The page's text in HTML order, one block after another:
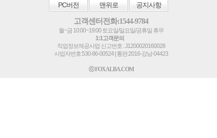
PC버전 맨위로 공지사항
고객센터전화:1544-9784
월~금 10:00~19:00 토요일/일요일/공휴일 휴무
1:1고객문의
직업정보제공사업 신고번호 : J1200020160028
사업자번호:530-86-00524 | 통판:2016-강남-04423
ⓒ FOXALBA.COM